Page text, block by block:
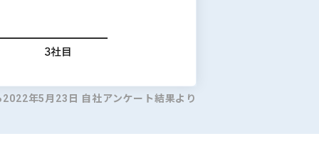
年5月23日 自社アンケート結果より